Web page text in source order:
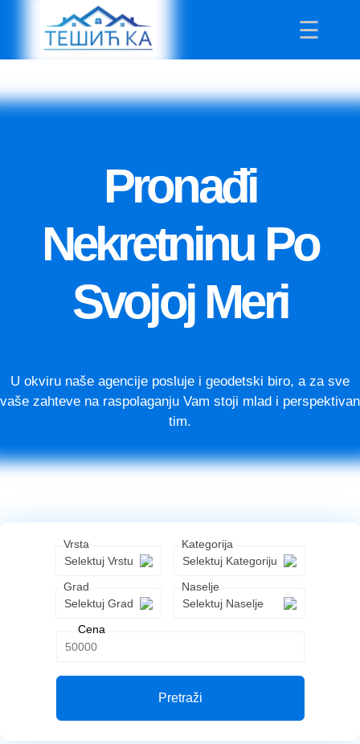
Početna
Izdavanje
Prodaja
Hala
Kuca
Parcela
Poslovni
Stan
Gradovi
Ašanja
Bečmen
Gornje
☰
Pronađi
Nekretninu Po
Svojoj Meri
U okviru naše agencije posluje i geodetski biro, a za sve
vaše zahteve na raspolaganju Vam stoji mlad i perspektivan
tim.
Vrsta
Selektuj Vrstu
Kategorija
Selektuj Kategoriju
Grad
Selektuj Grad
Naselje
Selektuj Naselje
Cena